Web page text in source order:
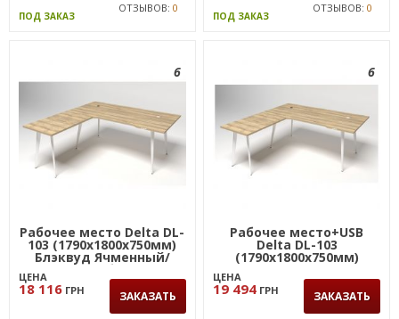
ПОД ЗАКАЗ
ОТЗЫВОВ: 0
ПОД ЗАКАЗ
ОТЗЫВОВ: 0
6
Рабочее место Delta DL-
103 (1790х1800х750мм)
Блэквуд Ячменный/
Каркас белый
ЦЕНА
18 116 ГРН ЗАКАЗАТЬ
6
Рабочее место+USB
Delta DL-103
(1790х1800х750мм)
Блэквуд Ячменный/
Каркас белый
ЦЕНА
19 494 ГРН ЗАКАЗАТЬ